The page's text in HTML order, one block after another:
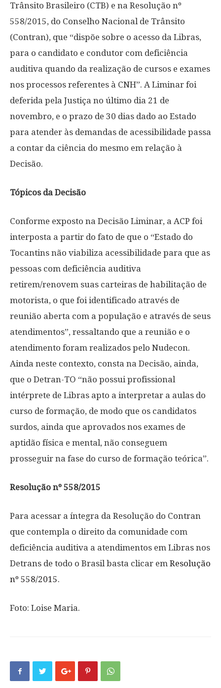
Trânsito Brasileiro (CTB) e na Resolução nº
558/2015, do Conselho Nacional de Trânsito
(Contran), que “dispõe sobre o acesso da Libras,
para o candidato e condutor com deficiência
auditiva quando da realização de cursos e exames
nos processos referentes à CNH”. A Liminar foi
deferida pela Justiça no último dia 21 de
novembro, e o prazo de 30 dias dado ao Estado
para atender às demandas de acessibilidade passa
a contar da ciência do mesmo em relação à
Decisão.
Tópicos da Decisão
Conforme exposto na Decisão Liminar, a ACP foi
interposta a partir do fato de que o “Estado do
Tocantins não viabiliza acessibilidade para que as
pessoas com deficiência auditiva
retirem/renovem suas carteiras de habilitação de
motorista, o que foi identificado através de
reunião aberta com a população e através de seus
atendimentos”, ressaltando que a reunião e o
atendimento foram realizados pelo Nudecon.
Ainda neste contexto, consta na Decisão, ainda,
que o Detran-TO “não possui profissional
intérprete de Libras apto a interpretar a aulas do
curso de formação, de modo que os candidatos
surdos, ainda que aprovados nos exames de
aptidão física e mental, não conseguem
prosseguir na fase do curso de formação teórica”.
Resolução nº 558/2015
Para acessar a íntegra da Resolução do Contran
que contempla o direito da comunidade com
deficiência auditiva a atendimentos em Libras nos
Detrans de todo o Brasil basta clicar em Resolução
nº 558/2015.
Foto: Loise Maria.